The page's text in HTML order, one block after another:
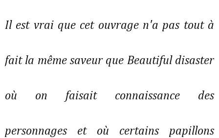
Il est vrai que cet ouvrage n'a pas tout à
fait la même saveur que Beautiful disaster
où on faisait connaissance des
personnages et où certains papillons